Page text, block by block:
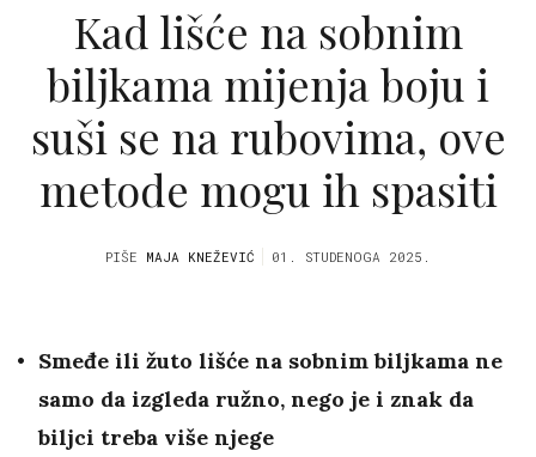
Kad lišće na sobnim
biljkama mijenja boju i
suši se na rubovima, ove
metode mogu ih spasiti
PIŠE MAJA KNEŽEVIĆ 01. STUDENOGA 2025.
Smeđe ili žuto lišće na sobnim biljkama ne
samo da izgleda ružno, nego je i znak da
biljci treba više njege